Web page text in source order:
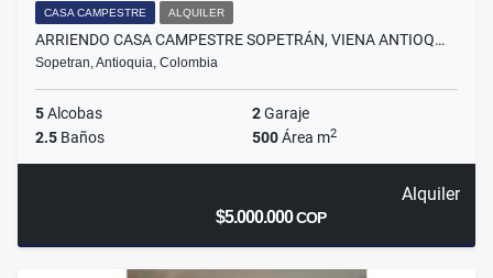
CASA CAMPESTRE ALQUILER
ARRIENDO CASA CAMPESTRE SOPETRÁN, VIENA ANTIOQ…
Sopetran, Antioquia, Colombia
5Alcobas 2Garaje
2.5 Baños 500Área m2
Alquiler
$5.000.000COP